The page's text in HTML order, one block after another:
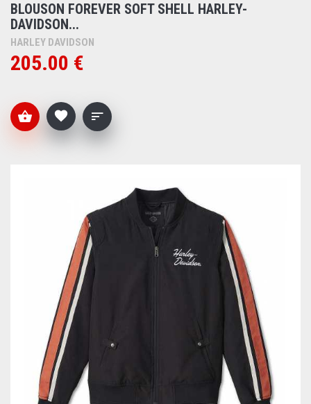
BLOUSON FOREVER SOFT SHELL HARLEY-
DAVIDSON...
HARLEY DAVIDSON
205.00 €